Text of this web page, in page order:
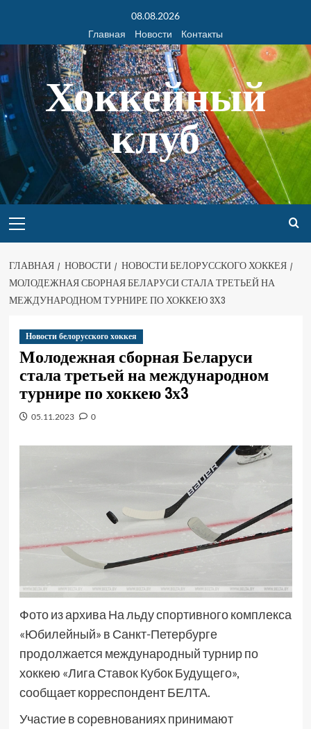
08.08.2026
Главная
Новости Контакты
Хоккейный
клуб
ГЛАВНАЯ НОВОСТИ
НОВОСТИ БЕЛОРУССКОГО ХОККЕЯ
МОЛОДЕЖНАЯ СБОРНАЯ БЕЛАРУСИ СТАЛА ТРЕТЬЕЙ НА
МЕЖДУНАРОДНОМ ТУРНИРЕ ПО ХОККЕЮ 3Х3
Новости белорусского хоккея
Молодежная сборная Беларуси
стала третьей на международном
турнире по хоккею 3х3
05.11.2023 0
Фото из архива На льду спортивного комплекса
«Юбилейный» в Санкт-Петербурге
продолжается международный турнир по
хоккею «Лига Ставок Кубок Будущего»,
сообщает корреспондент БЕЛТА.
Участие в соревнованиях принимают